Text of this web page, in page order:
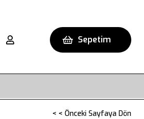
Sepetim
< < Önceki Sayfaya Dön